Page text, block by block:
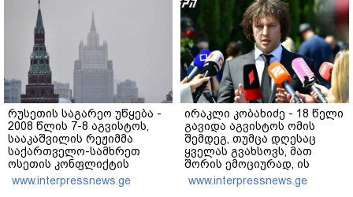
რუსეთის საგარეო უწყება -
2008 წლის 7-8 აგვისტოს,
სააკაშვილის რეჟიმმა
საქართველო-სამხრეთ
ოსეთის კონფლიქტის
მშვიდობიანი მოგვარების
შესახებ ყველა
www.interpressnews.ge
ირაკლი კობახიძე - 18 წელი
გავიდა აგვისტოს ომის
შემდეგ, თუმცა დღესაც
ყველას გვახსოვს, მათ
შორის ემოციურად, ის
უმძიმესი დღეები და ჩვენი
ვალია, პატივი მივაგოთ
www.interpressnews.ge